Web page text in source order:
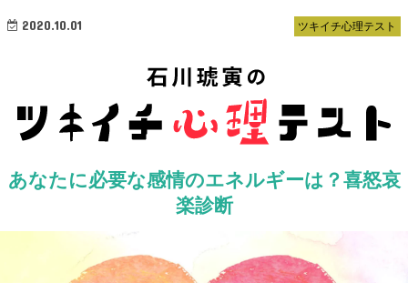
ツキイチ心理テスト
2020.10.01
あなたに必要な感情のエネルギーは？喜怒哀
楽診断